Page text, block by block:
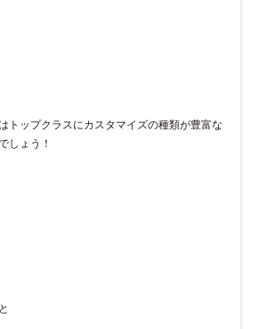
トップクラスにカスタマイズの種類が豊富な
しょう！